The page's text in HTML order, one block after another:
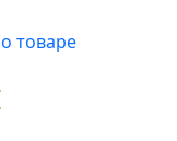
товаре